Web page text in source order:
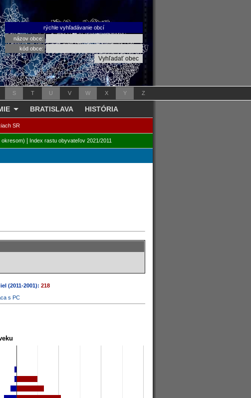
rýchle vyhľadávanie obcí
názov obce:
kód obce:
S T U V W X Y Z
BRATISLAVA HISTÓRIA
SR
Index rastu obyvateľov 2021/2011
(2011-2001): 218
s PC